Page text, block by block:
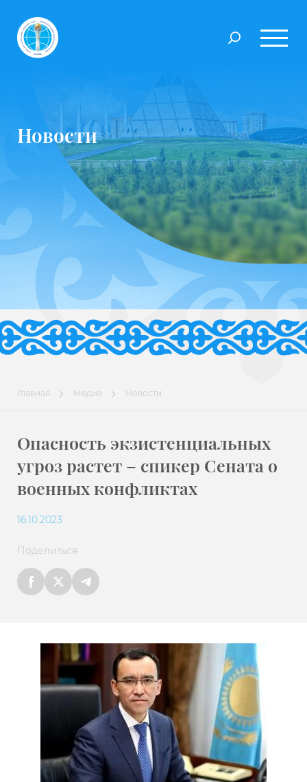
Новости
Главная Медиа Новости
Опасность экзистенциальных
угроз растет – спикер Сената о
военных конфликтах
16.10.2023
Поделиться